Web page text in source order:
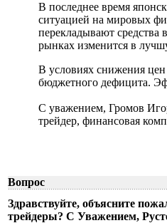
В последнее время
ситуацией на мировых
перекладывают средства
рынках изменится в
В условиях снижения
бюджетного дефицита.
С уважением, Громов
трейдер, финансовая
Вопрос
Здравствуйте, объясните
трейдеры? С Уважением,